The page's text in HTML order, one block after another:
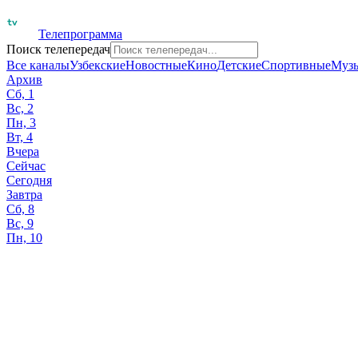
Телепрограмма
Поиск телепередач
Все каналыУзбекскиеНовостныеКиноДетскиеСпортивные
Архив
Сб, 1
Вс, 2
Пн, 3
Вт, 4
Вчера
Сейчас
Сегодня
Завтра
Сб, 8
Вс, 9
Пн, 10